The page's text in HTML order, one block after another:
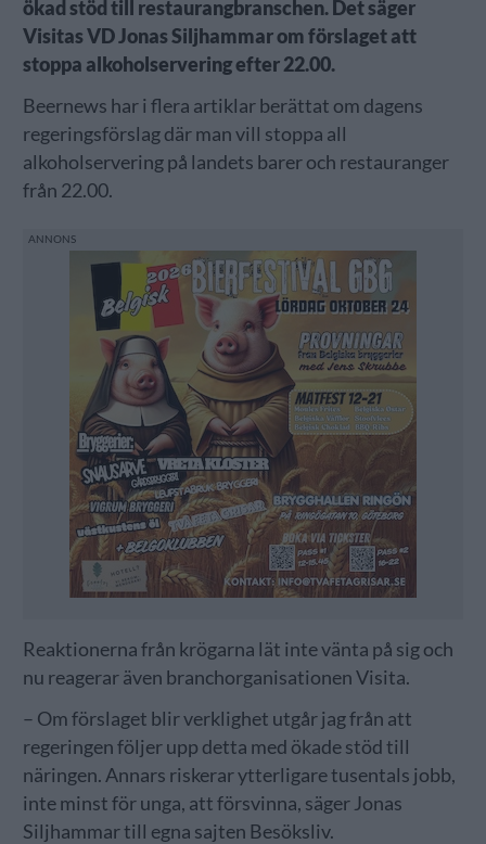
ökad stöd till restaurangbranschen. Det säger
Visitas VD Jonas Siljhammar om förslaget att
stoppa alkoholservering efter 22.00.
Beernews har i flera artiklar berättat om dagens
regeringsförslag där man vill stoppa all
alkoholservering på landets barer och restauranger
från 22.00.
Reaktionerna från krögarna lät inte vänta på sig och
nu reagerar även branchorganisationen Visita.
– Om förslaget blir verklighet utgår jag från att
regeringen följer upp detta med ökade stöd till
näringen. Annars riskerar ytterligare tusentals jobb,
inte minst för unga, att försvinna, säger Jonas
Siljhammar till egna sajten Besöksliv.